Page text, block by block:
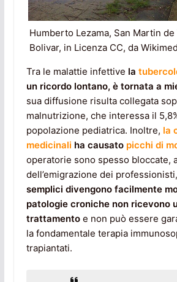
Humberto Lezama, San Martin
Bolivar, in Licenza CC, da
Tra le malattie infettive la
un ricordo lontano, è tornata a
sua diffusione risulta collegata
malnutrizione, che interessa il
popolazione pediatrica. Inoltre, la
medicinali ha causato picchi di
operatorie sono spesso bloccate,
dell’emigrazione dei professionisti,
semplici divengono facilmente
patologie croniche non ricevono
trattamentoe non può essere
la fondamentale terapia
trapiantati.